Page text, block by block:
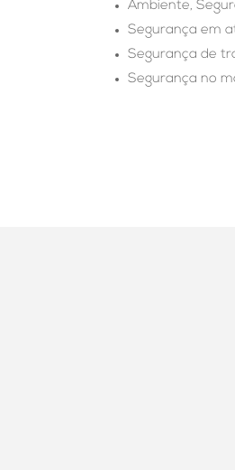
Ambiente,
Segurança em
Segurança de
Segurança no